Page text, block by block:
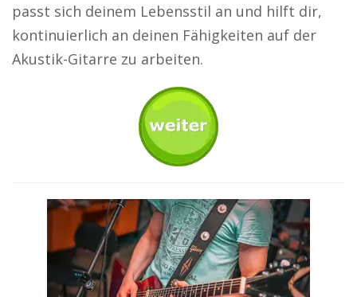
passt sich deinem Lebensstil an und hilft dir,
kontinuierlich an deinen Fähigkeiten auf der
Akustik-Gitarre zu arbeiten.